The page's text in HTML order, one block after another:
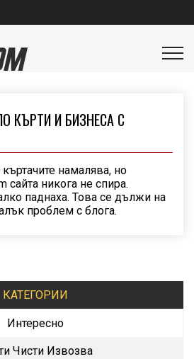
КАТЕГОРИИ
Интересно
Чисти Извозва
КЪРТИ И БИЗНЕСА С
намалява, но
сайта никога не спира.
паднаха. Това се дължи на
проблем с блога.